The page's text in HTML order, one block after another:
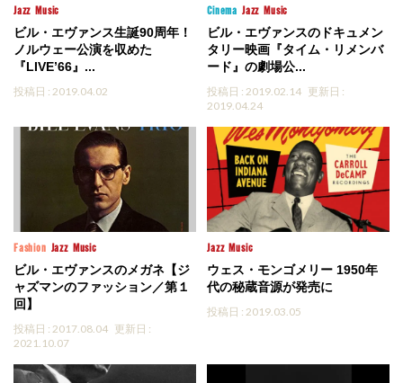
Jazz Music
ビル・エヴァンス生誕90周年！
ノルウェー公演を収めた
『LIVE’66』...
投稿日 : 2019.04.02
Cinema Jazz Music
ビル・エヴァンスのドキュメン
タリー映画『タイム・リメンバ
ード』の劇場公...
投稿日 : 2019.02.14 更新日 :
2019.04.24
Fashion Jazz Music
ビル・エヴァンスのメガネ【ジ
ャズマンのファッション／第１
回】
投稿日 : 2017.08.04 更新日 :
2021.10.07
Jazz Music
ウェス・モンゴメリー 1950年
代の秘蔵音源が発売に
投稿日 : 2019.03.05